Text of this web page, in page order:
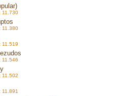
11.730
11.380